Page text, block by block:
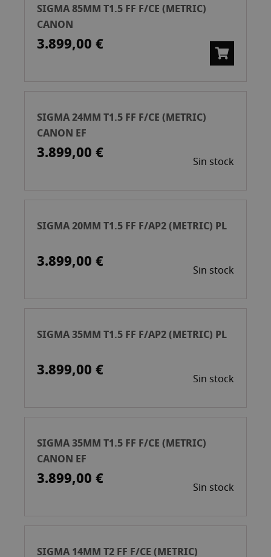
SIGMA 85MM T1.5 FF F/CE (METRIC)
CANON
3.899,00 €
SIGMA 24MM T1.5 FF F/CE (METRIC)
CANON EF
3.899,00 € Sin stock
SIGMA 20MM T1.5 FF F/AP2 (METRIC) PL
3.899,00 € Sin stock
SIGMA 35MM T1.5 FF F/AP2 (METRIC) PL
3.899,00 € Sin stock
SIGMA 35MM T1.5 FF F/CE (METRIC)
CANON EF
3.899,00 € Sin stock
SIGMA 14MM T2 FF F/CE (METRIC)